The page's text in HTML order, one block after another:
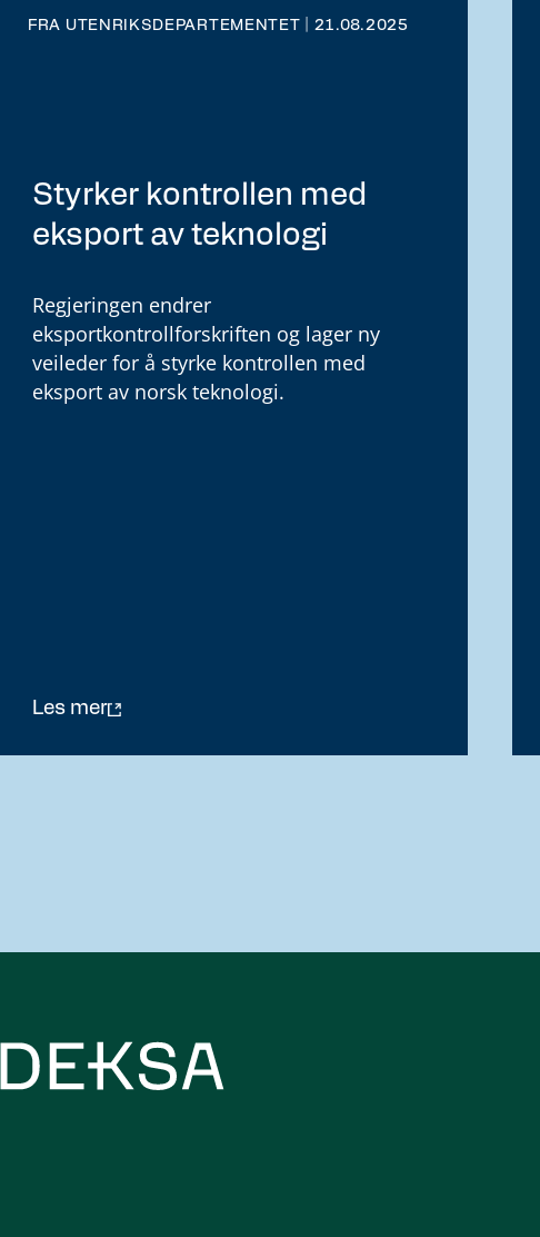
FRA UTENRIKSDEPARTEMENTET | 21.08.2025
Styrker kontrollen med
eksport av teknologi
Regjeringen endrer
eksportkontrollforskriften og lager ny
veileder for å styrke kontrollen med
eksport av norsk teknologi.
Les mer